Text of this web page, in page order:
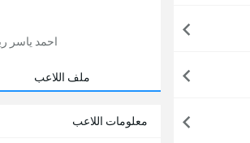
احمد ياسر ريان (مصر, 28) هو لاعب كرة قدم,
ملف اللاعب
معلومات اللاعب